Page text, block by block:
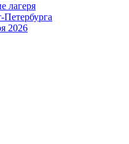
лагеря
Петербурга
2026